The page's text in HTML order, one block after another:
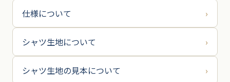
仕様について ›
シャツ生地について ›
シャツ生地の見本について ›